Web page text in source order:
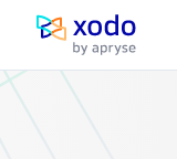
主頁